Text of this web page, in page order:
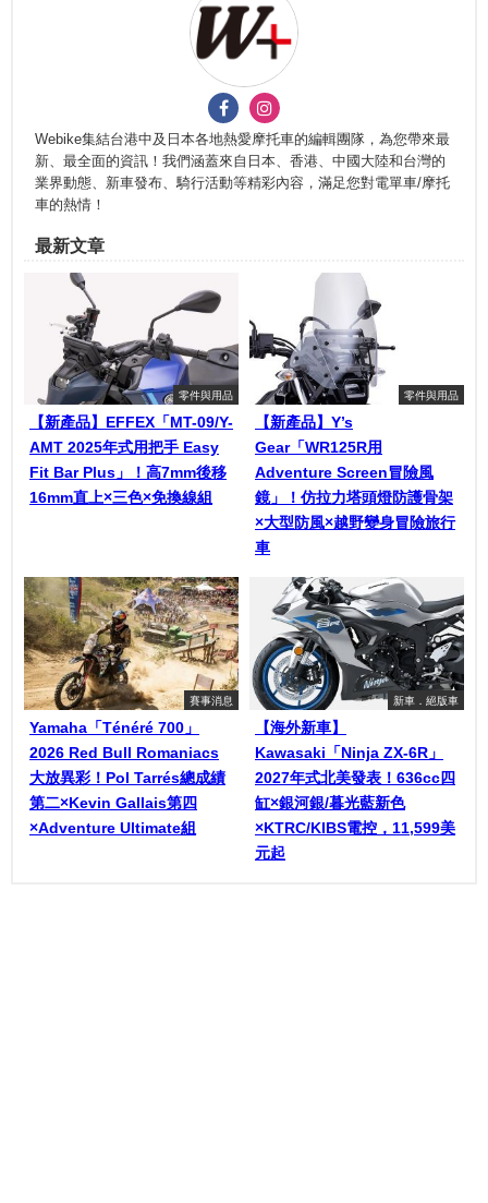
Webike集結台港中及日本各地熱愛摩托車的編輯團隊，為您帶來最
新、最全面的資訊！我們涵蓋來自日本、香港、中國大陸和台灣的
業界動態、新車發布、騎行活動等精彩內容，滿足您對電單車/摩托
車的熱情！
最新文章
零件與用品
【新產品】EFFEX「MT-09/Y-
AMT 2025年式用把手 Easy
Fit Bar Plus」！高7mm後移
16mm直上×三色×免換線組
零件與用品
【新產品】Y’s
Gear「WR125R用
Adventure Screen冒險風
鏡」！仿拉力塔頭燈防護骨架
×大型防風×越野變身冒險旅行
車
賽事消息
Yamaha「Ténéré 700」
2026 Red Bull Romaniacs
大放異彩！Pol Tarrés總成績
第二×Kevin Gallais第四
×Adventure Ultimate組
新車．絕版車
【海外新車】
Kawasaki「Ninja ZX-6R」
2027年式北美發表！636cc四
缸×銀河銀/暮光藍新色
×KTRC/KIBS電控，11,599美
元起